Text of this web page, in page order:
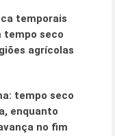
temporais
tempo seco
agrícolas
tempo seco
enquanto
no fim